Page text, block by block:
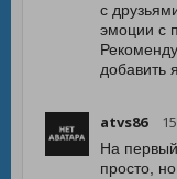
с
эмоции с
добавить
atvs86
На
просто,